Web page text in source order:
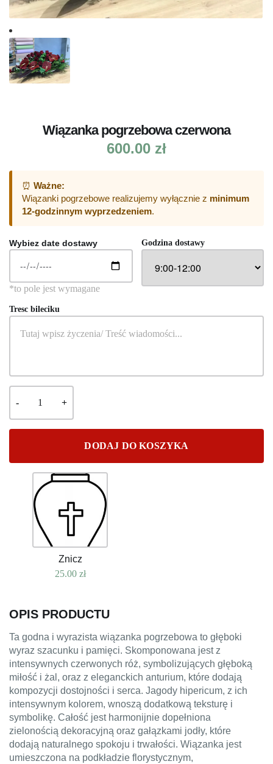
Wiązanka pogrzebowa czerwona
600.00 zł
⏰ Ważne:
Wiązanki pogrzebowe realizujemy wyłącznie z minimum
12-godzinnym wyprzedzeniem.
Wybiez date dostawy Godzina dostawy
Tresc bileciku
DODAJ DO KOSZYKA
Znicz
25.00 zł
OPIS PRODUCTU
Ta godna i wyrazista wiązanka pogrzebowa to głęboki
wyraz szacunku i pamięci. Skomponowana jest z
intensywnych czerwonych róż, symbolizujących głęboką
miłość i żal, oraz z eleganckich anturium, które dodają
kompozycji dostojności i serca. Jagody hipericum, z ich
intensywnym kolorem, wnoszą dodatkową teksturę i
symbolikę. Całość jest harmonijnie dopełniona
zielonością dekoracyjną oraz gałązkami jodły, które
dodają naturalnego spokoju i trwałości. Wiązanka jest
umieszczona na podkładzie florystycznym,